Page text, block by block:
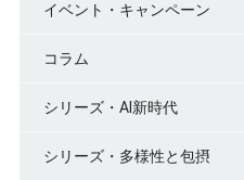
イベント・キャンペーン
コラム
シリーズ・AI新時代
シリーズ・多様性と包摂